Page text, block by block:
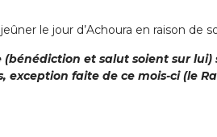
le jour d’Achoura en raison de
(bénédiction et salut soient sur lui)
faite de ce mois-ci (le